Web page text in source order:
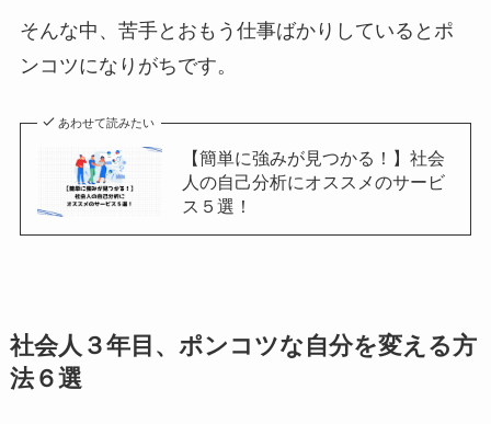
そんな中、苦手とおもう仕事ばかりしているとポ
ンコツになりがちです。
あわせて読みたい
【簡単に強みが見つかる！】社会
人の自己分析にオススメのサービ
ス５選！
社会人３年目、ポンコツな自分を変える方
法６選